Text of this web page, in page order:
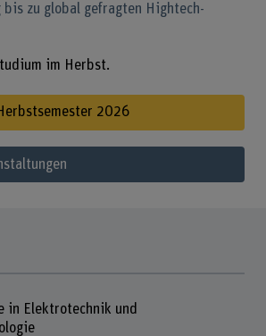
bis zu global gefragten Hightech-
im Herbst.
2026
in Elektrotechnik und